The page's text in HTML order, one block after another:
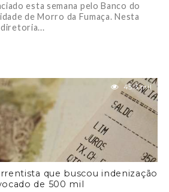
esta semana pelo Banco do
de Morro da Fumaça. Nesta
45.3 mil
que buscou indenização
de 500 mil